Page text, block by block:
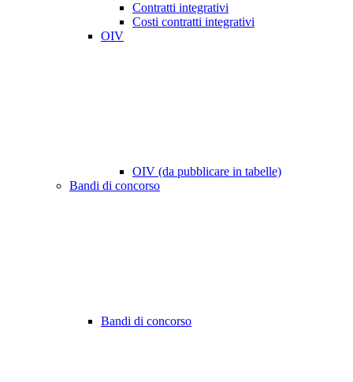
Contratti integrativi
Costi contratti integrativi
OIV
OIV (da pubblicare in tabelle)
Bandi di concorso
Bandi di concorso